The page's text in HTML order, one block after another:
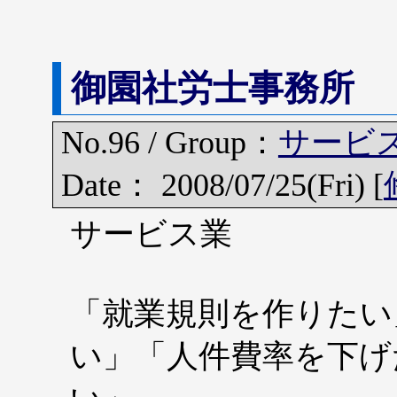
御園社労士事務所
No.96 / Group： サービ
Date： 2008/07/25(Fri) [
サービス業
「就業規則を作りた
い」「人件費率を下